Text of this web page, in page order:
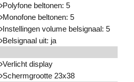
Polyfone beltonen: 5
Monofone beltonen: 5
Instellingen volume belsignaal: 5
Belsignaal uit: ja
Verlicht display
Schermgrootte 23x38